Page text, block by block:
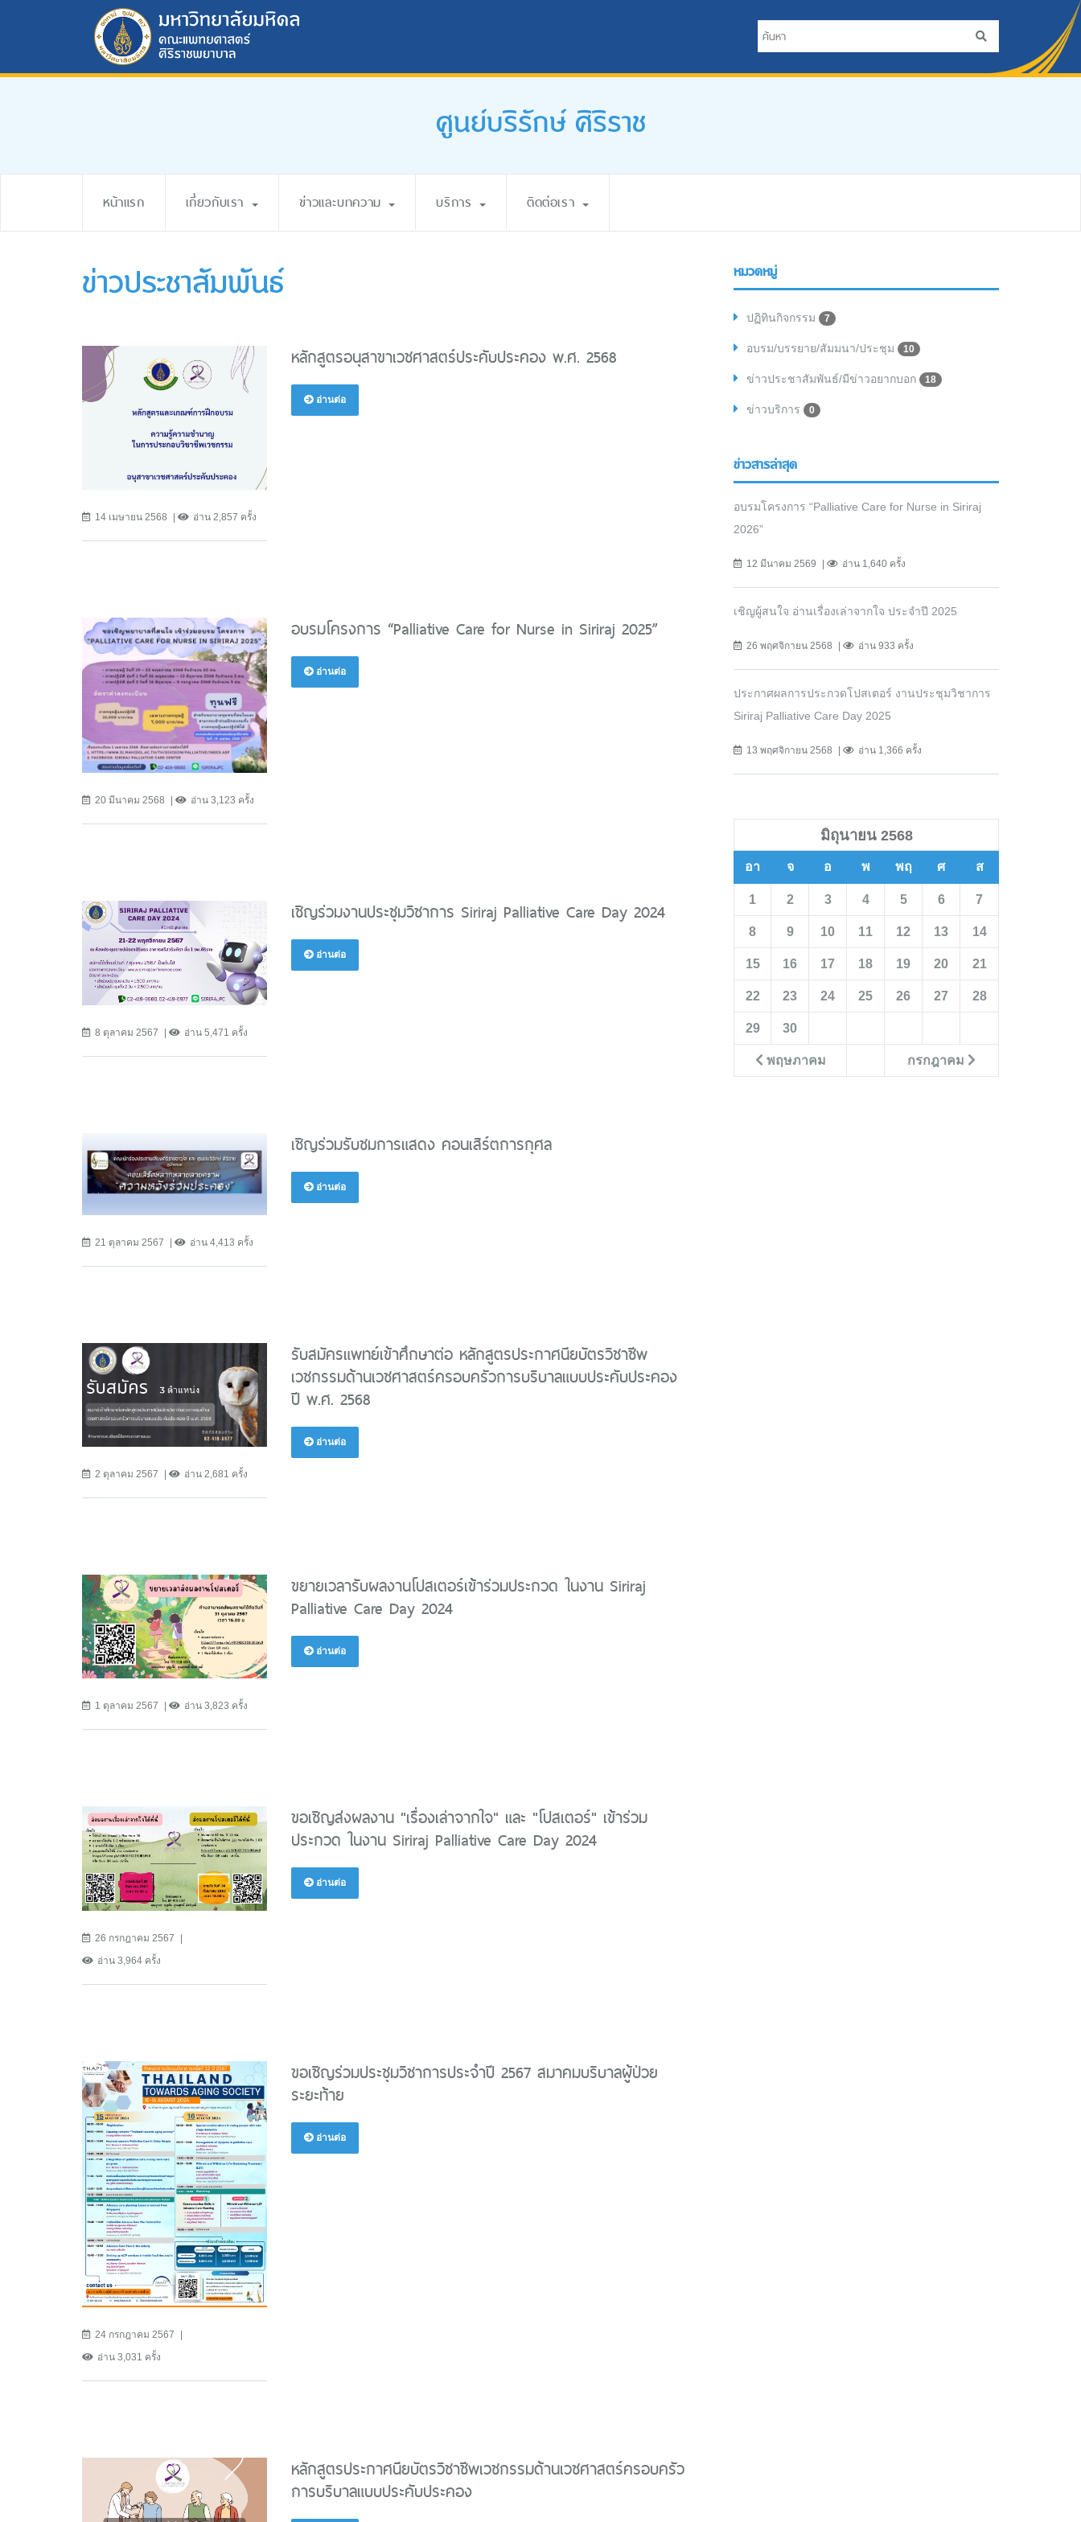
ศูนย์บริรักษ์ ศิริราช
หน้าแรก เกี่ยวกับเรา ข่าวและบทความ บริการ ติดต่อเรา
ข่าวประชาสัมพันธ์
14 เมษายน 2568 อ่าน 2,857 ครั้ง
หลักสูตรอนุสาขาเวชศาสตร์ประคับประคอง พ.ศ. 2568
อ่านต่อ
20 มีนาคม 2568 อ่าน 3,123 ครั้ง
อบรมโครงการ “Palliative Care for Nurse in Siriraj 2025”
อ่านต่อ
8 ตุลาคม 2567 อ่าน 5,471 ครั้ง
เชิญร่วมงานประชุมวิชาการ Siriraj Palliative Care Day 2024
อ่านต่อ
21 ตุลาคม 2567 อ่าน 4,413 ครั้ง
เชิญร่วมรับชมการแสดง คอนเสิร์ตการกุศล
อ่านต่อ
2 ตุลาคม 2567 อ่าน 2,681 ครั้ง
รับสมัครแพทย์เข้าศึกษาต่อ หลักสูตรประกาศนียบัตรวิชาชีพ
เวชกรรมด้านเวชศาสตร์ครอบครัวการบริบาลแบบประคับประคอง
ปี พ.ศ. 2568
อ่านต่อ
1 ตุลาคม 2567 อ่าน 3,823 ครั้ง
ขยายเวลารับผลงานโปสเตอร์เข้าร่วมประกวด ในงาน Siriraj
Palliative Care Day 2024
อ่านต่อ
26 กรกฎาคม 2567
อ่าน 3,964 ครั้ง
ขอเชิญส่งผลงาน "เรื่องเล่าจากใจ" และ "โปสเตอร์" เข้าร่วม
ประกวด ในงาน Siriraj Palliative Care Day 2024
อ่านต่อ
24 กรกฎาคม 2567
อ่าน 3,031 ครั้ง
ขอเชิญร่วมประชุมวิชาการประจำปี 2567 สมาคมบริบาลผู้ป่วย
ระยะท้าย
อ่านต่อ
หลักสูตรประกาศนียบัตรวิชาชีพเวชกรรมด้านเวชศาสตร์ครอบครัว
การบริบาลแบบประคับประคอง
หมวดหมู่
ปฏิทินกิจกรรม 7
อบรม/บรรยาย/สัมมนา/ประชุม 10
ข่าวประชาสัมพันธ์/มีข่าวอยากบอก 18
ข่าวบริการ 0
ข่าวสารล่าสุด
อบรมโครงการ “Palliative Care for Nurse in Siriraj
2026”
12 มีนาคม 2569 อ่าน 1,640 ครั้ง
เชิญผู้สนใจ อ่านเรื่องเล่าจากใจ ประจำปี 2025
26 พฤศจิกายน 2568 อ่าน 933 ครั้ง
ประกาศผลการประกวดโปสเตอร์ งานประชุมวิชาการ
Siriraj Palliative Care Day 2025
13 พฤศจิกายน 2568 อ่าน 1,366 ครั้ง
มิถุนายน 2568
อา จ อ พ พฤ ศ ส
พฤษภาคม กรกฎาคม
1 2 3 4 5 6 7
8 9 10 11 12 13 14
15 16 17 18 19 20 21
22 23 24 25 26 27 28
29 30